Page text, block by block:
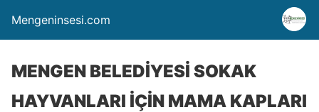
Mengeninsesi.com
MENGEN BELEDİYESİ SOKAK
HAYVANLARI İÇİN MAMA KAPLARI